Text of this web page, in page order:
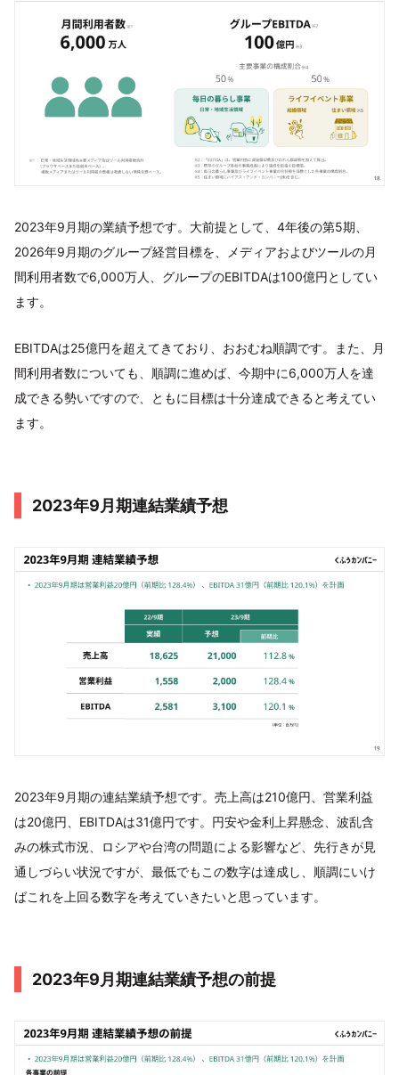
2023年9月期の業績予想です。大前提として、4年後の第5期、
2026年9月期のグループ経営目標を、メディアおよびツールの月
間利用者数で6,000万人、グループのEBITDAは100億円としてい
ます。
EBITDAは25億円を超えてきており、おおむね順調です。また、月
間利用者数についても、順調に進めば、今期中に6,000万人を達
成できる勢いですので、ともに目標は十分達成できると考えてい
ます。
2023年9月期連結業績予想
2023年9月期の連結業績予想です。売上高は210億円、営業利益
は20億円、EBITDAは31億円です。円安や金利上昇懸念、波乱含
みの株式市況、ロシアや台湾の問題による影響など、先行きが見
通しづらい状況ですが、最低でもこの数字は達成し、順調にいけ
ばこれを上回る数字を考えていきたいと思っています。
2023年9月期連結業績予想の前提